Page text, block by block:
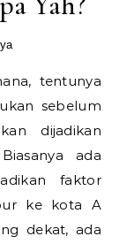
sebelum
dijadikan
ada
faktor
ke kota A
dekat, ada